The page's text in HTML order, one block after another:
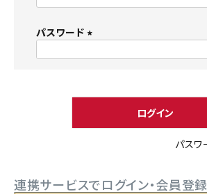
SNS
ようこそ ゲスト 様
person 新
パスワード
)
ログイン
パスワ
連携サービスでログイン・会員登録